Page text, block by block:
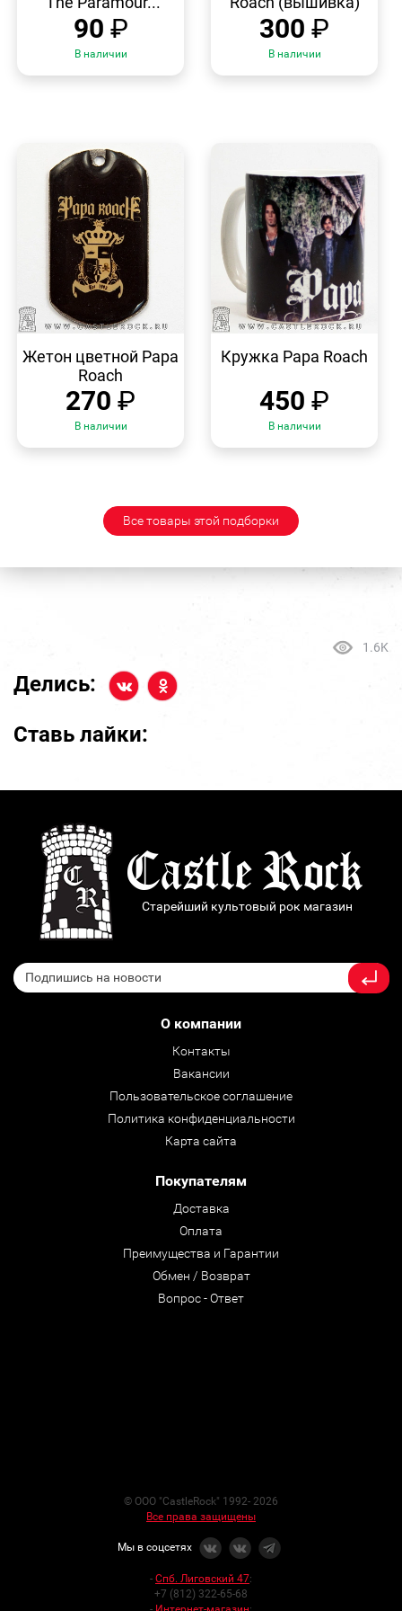
90 ₽
В наличии
300 ₽
В наличии
ПРОСМОТР
Жетон цветной Papa
Roach
270 ₽
В наличии
ПРОСМОТР
Кружка Papa Roach
450 ₽
В наличии
Все товары этой подборки
1.6K
Делись:
Ставь лайки:
Старейший культовый рок магазин
О компании
Контакты
Вакансии
Пользовательское соглашение
Политика конфиденциальности
Карта сайта
Покупателям
Доставка
Оплата
Преимущества и Гарантии
Обмен / Возврат
Вопрос - Ответ
© ООО "CastleRock" 1992- 2026
Все права защищены
Мы в соцсетях
- Спб. Лиговский 47:
+7 (812) 322-65-68